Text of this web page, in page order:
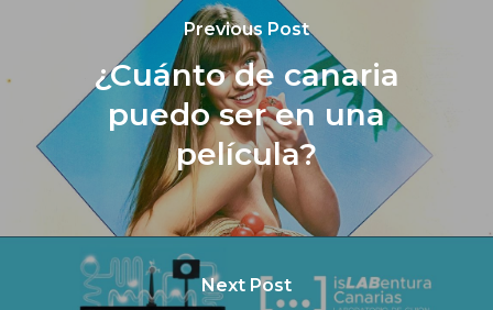
Previous Post
¿Cuánto de canaria
puedo ser en una
película?
Next Post